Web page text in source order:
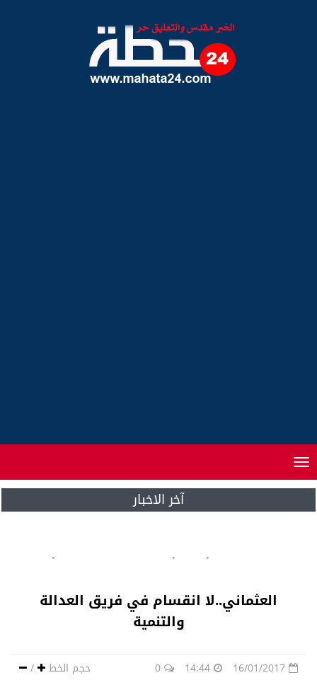
Toggle
navigation
آخر الاخبار
العثماني..لا انقسام في فريق العدالة
والتنمية
حجم الخط / 16/01/2017
14:44
0